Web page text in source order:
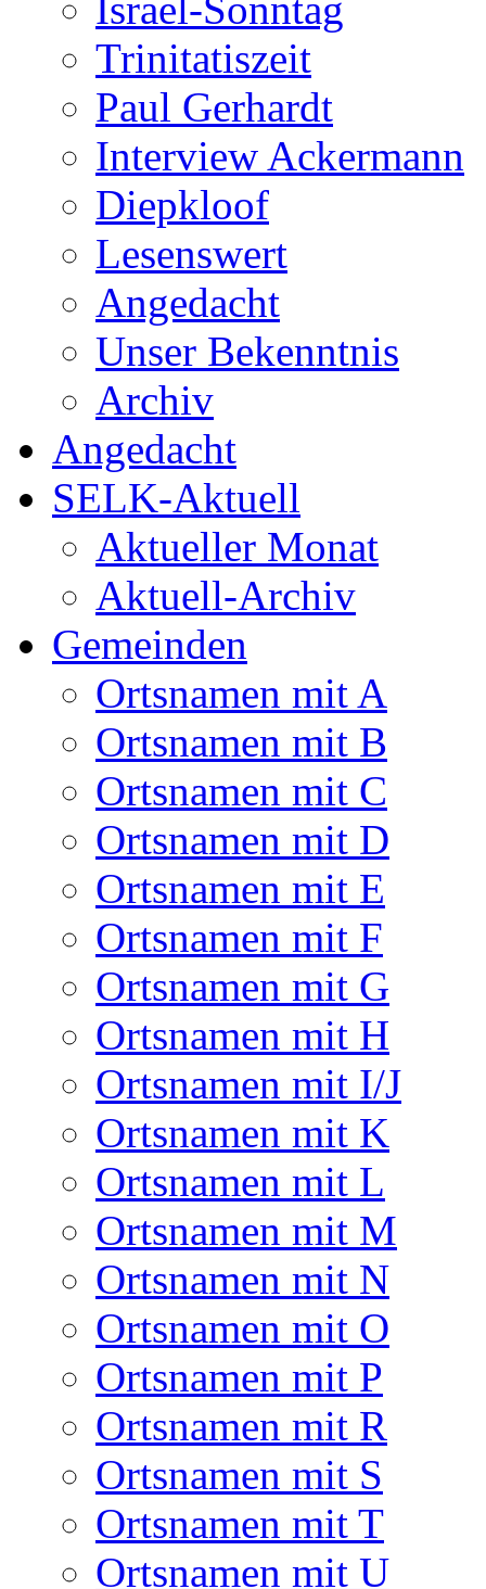
Trinitatiszeit
Paul Gerhardt
Interview Ackermann
Diepkloof
Lesenswert
Angedacht
Unser Bekenntnis
Archiv
Angedacht
SELK-Aktuell
Aktueller Monat
Aktuell-Archiv
Gemeinden
Ortsnamen mit A
Ortsnamen mit B
Ortsnamen mit C
Ortsnamen mit D
Ortsnamen mit E
Ortsnamen mit F
Ortsnamen mit G
Ortsnamen mit H
Ortsnamen mit I/J
Ortsnamen mit K
Ortsnamen mit L
Ortsnamen mit M
Ortsnamen mit N
Ortsnamen mit O
Ortsnamen mit P
Ortsnamen mit R
Ortsnamen mit S
Ortsnamen mit T
Ortsnamen mit U